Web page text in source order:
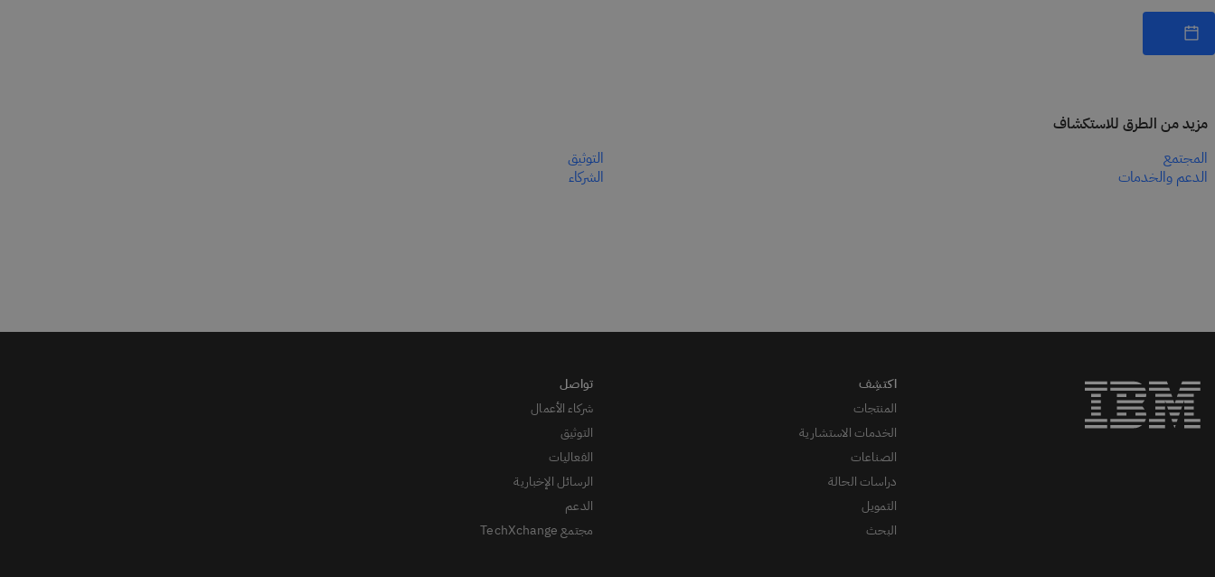
مزيد من الطرق للاستكشاف
المجتمع
التوثيق
الدعم والخدمات
الشركاء
المنتجات
الخدمات الاستشارية
الصناعات
دراسات الحالة
التمويل
البحث
شركاء الأعمال
التوثيق
الفعاليات
الرسائل الإخبارية
الدعم
مجتمع TechXchange